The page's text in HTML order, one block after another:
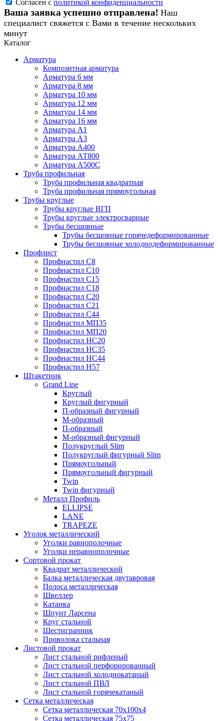
Согласен с политикой конфиденциальности
Ваша заявка успешно отправлена! Наш
специалист свяжется с Вами в течение нескольких
минут
Каталог
Арматура
Композитная арматура
Арматура 6 мм
Арматура 8 мм
Арматура 10 мм
Арматура 12 мм
Арматура 14 мм
Арматура 16 мм
Арматура А1
Арматура А3
Арматура А400
Арматура АТ800
Арматура А500С
Труба профильная
Труба профильная квадратная
Труба профильная прямоугольная
Трубы круглые
Трубы круглые ВГП
Трубы круглые электросварные
Трубы бесшовные
Трубы бесшовные горячедеформированные
Трубы бесшовные холоднодеформированные
Профлист
Профнастил С8
Профнастил С10
Профнастил С15
Профнастил С18
Профнастил С20
Профнастил С21
Профнастил С44
Профнастил МП35
Профнастил МП20
Профнастил НС20
Профнастил НС35
Профнастил НС44
Профнастил Н57
Штакетник
Grand Line
Круглый
Круглый фигурный
П-образный фигурный
М-образный
П-образный
М-образный фигурный
Полукруглый Slim
Полукруглый фигурный Slim
Прямоугольный
Прямоугольный фигурный
Twin
Twin фигурный
Металл Профиль
ELLIPSE
LАNE
TRAPEZE
Уголок металлический
Уголки равнополочные
Уголки неравнополочные
Сортовой прокат
Квадрат металлический
Балка металлическая двутавровая
Полоса металлическая
Швеллер
Катанка
Шпунт Ларсена
Круг стальной
Шестигранник
Проволока стальная
Листовой прокат
Лист стальной рифленый
Лист стальной перфорированный
Лист стальной холоднокатаный
Лист стальной ПВЛ
Лист стальной горячекатаный
Сетка металлическая
Сетка металлическая 70х100х4
Сетка металлическая 75х75